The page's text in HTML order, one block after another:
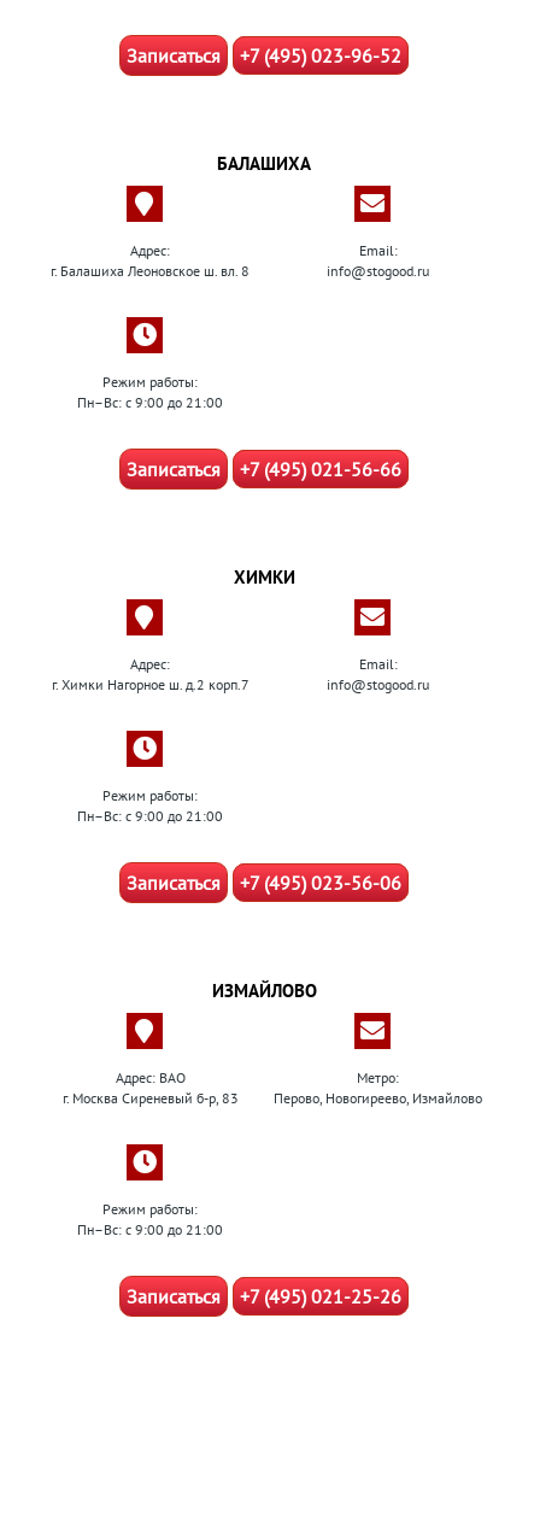
Записаться +7 (495) 023-96-52
БАЛАШИХА
Адрес:
г. Балашиха Леоновское ш. вл. 8
Email:
info@stogood.ru
Режим работы:
Пн–Вс: с 9:00 до 21:00
Записаться +7 (495) 021-56-66
ХИМКИ
Адрес:
г. Химки Нагорное ш. д.2 корп.7
Email:
info@stogood.ru
Режим работы:
Пн–Вс: с 9:00 до 21:00
Записаться +7 (495) 023-56-06
ИЗМАЙЛОВО
Адрес: ВАО
г. Москва Сиреневый б-р, 83
Метро:
Перово, Новогиреево, Измайлово
Режим работы:
Пн–Вс: с 9:00 до 21:00
Записаться +7 (495) 021-25-26